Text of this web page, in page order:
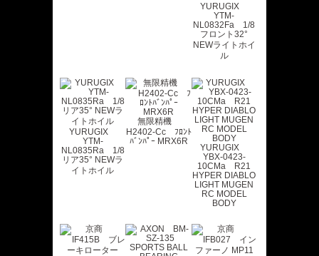
YURUGIX
YTM-
NL0832Fa 1/8
フロント32°
NEWライトホイ
ル
YURUGIX
YTM-
NL0835Ra 1/8
リア35° NEWラ
イトホイル
無限精機
H2402-Cc ﾌﾛﾝﾄ
ﾊﾞﾝﾊﾟｰ MRX6R
YURUGIX
YBX-0423-
10CMa R21
HYPER DIABLO
LIGHT MUGEN
RC MODEL
BODY